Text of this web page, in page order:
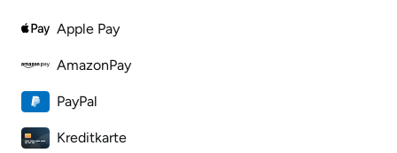
Apple Pay
AmazonPay
PayPal
Kreditkarte